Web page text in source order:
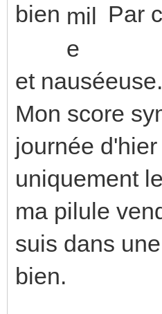
bien Par
et nauséeuse.
Mon score
journée
uniquement
ma pilule
suis dans
bien.